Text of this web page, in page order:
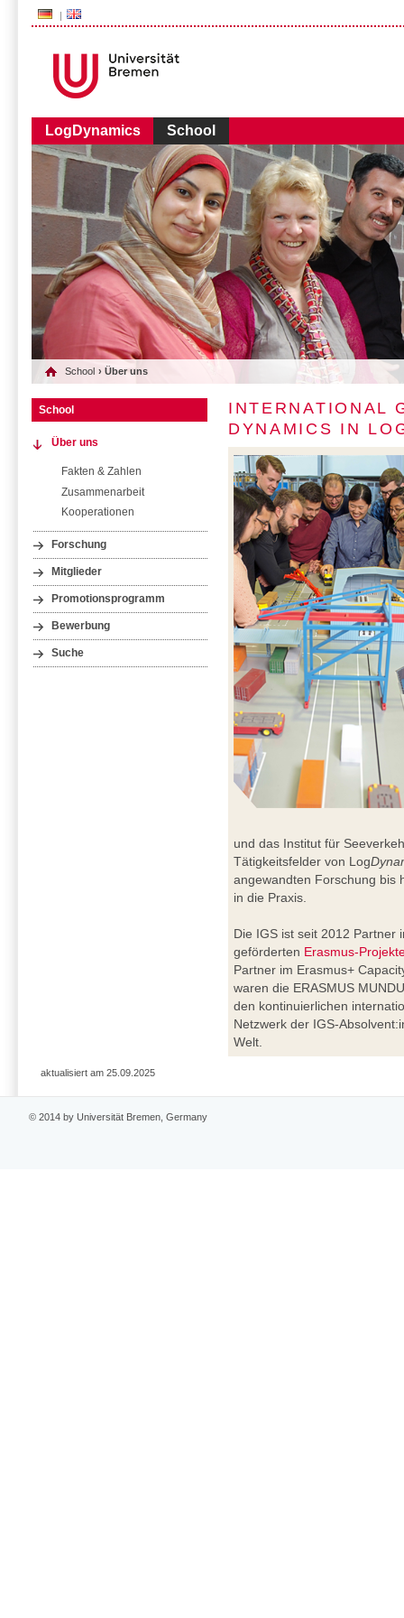
LogDynamics School
###AUDIENCE-BOX###
School › Über uns
School
Über uns
Fakten & Zahlen
Zusammenarbeit
Kooperationen
Forschung
Mitglieder
Promotionsprogramm
Bewerbung
Suche
INTERNATIONAL
DYNAMICS IN
und das Institut für
Tätigkeitsfelder von Log
angewandten Forschung bis
in die Praxis.
Die IGS ist seit 2012 Partner
geförderten Erasmus-
Partner im Erasmus+
waren die ERASMUS
den kontinuierlichen
Netzwerk der IGS-
Welt.
aktualisiert am 25.09.2025
© 2014 by Universität Bremen, Germany